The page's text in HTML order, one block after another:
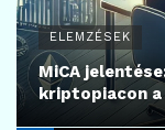
ELEMZÉSEK
MiCA
kriptopiacon